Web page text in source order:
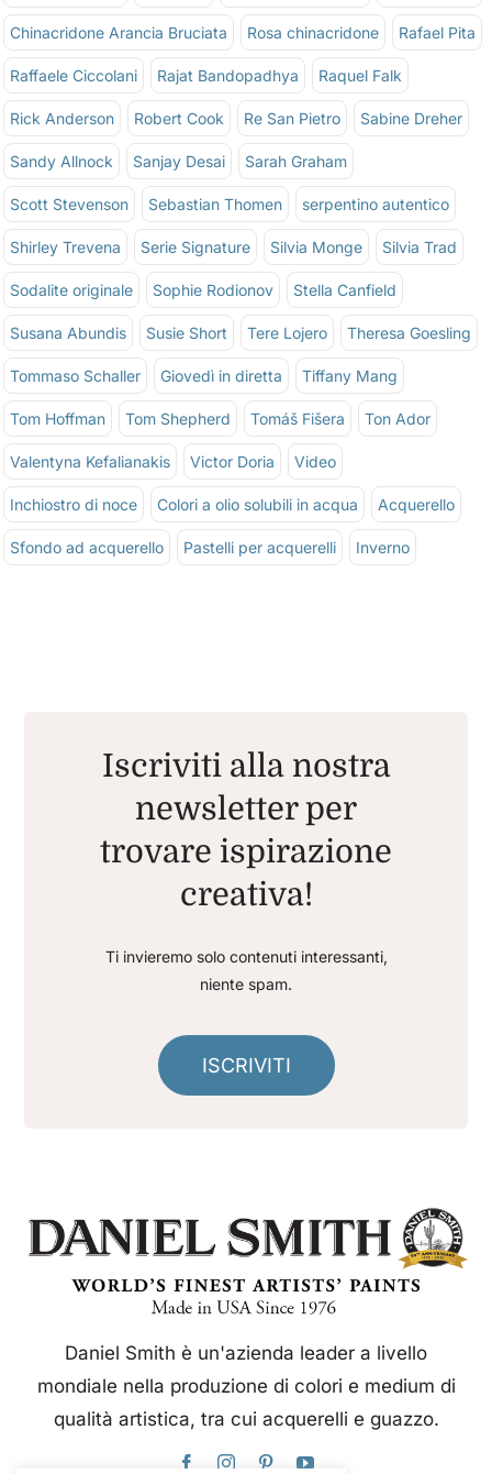
Chinacridone Arancia Bruciata Rosa chinacridone Rafael Pita
Raffaele Ciccolani Rajat Bandopadhya Raquel Falk
Rick Anderson Robert Cook Re San Pietro Sabine Dreher
Sandy Allnock Sanjay Desai Sarah Graham
Scott Stevenson Sebastian Thomen serpentino autentico
Shirley Trevena Serie Signature Silvia Monge Silvia Trad
Sodalite originale Sophie Rodionov Stella Canfield
Susana Abundis Susie Short Tere Lojero Theresa Goesling
Tommaso Schaller Giovedì in diretta Tiffany Mang
Tom Hoffman Tom Shepherd Tomáš Fišera Ton Ador
Valentyna Kefalianakis Victor Doria Video
Inchiostro di noce Colori a olio solubili in acqua Acquerello
Sfondo ad acquerello Pastelli per acquerelli Inverno
Iscriviti alla nostra
newsletter per
trovare ispirazione
creativa!
Ti invieremo solo contenuti interessanti,
niente spam.
ISCRIVITI
Daniel Smith è un'azienda leader a livello
mondiale nella produzione di colori e medium di
qualità artistica, tra cui acquerelli e guazzo.